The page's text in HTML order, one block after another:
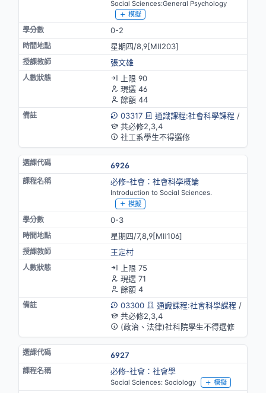
Social Sciences:General Psychology
模擬
0-2
星期四/8,9[MⅡ203]
張文雄
上限 90
現選 46
餘額 44
03317
通識課程:社會科學課程 /
共必修2,3,4
社工系學生不得選修
6926
必修-社會：社會科學概論
Introduction to Social Sciences.
模擬
0-3
星期四/7,8,9[MⅡ106]
王定村
上限 75
現選 71
餘額 4
03300
通識課程:社會科學課程 /
共必修2,3,4
(政治、法律)社科院學生不得選修
6927
必修-社會：社會學
Social Sciences: Sociology 模擬